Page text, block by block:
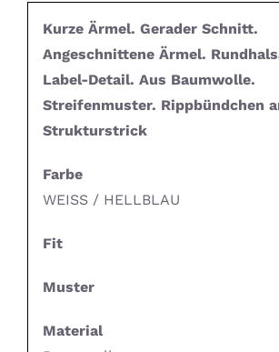
Kurze Ärmel. Gerader Schnitt.
Angeschnittene Ärmel.
Label-Detail. Aus Baumwolle.
Streifenmuster. Rippbündchen
Strukturstrick
Farbe
WEISS / HELLBLAU
Fit
Muster
Material